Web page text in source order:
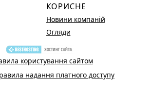
КОРИСНЕ
Новини компаній
Огляди
користування сайтом
надання платного доступу